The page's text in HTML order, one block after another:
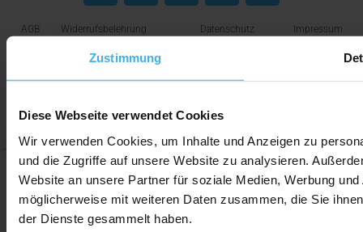
Zustimmung
Diese Webseite verwendet Cookies
Wir verwenden Cookies, um Inhalte und Anzeigen zu
und die Zugriffe auf unsere Website zu analysieren.
Website an unsere Partner für soziale Medien, Werbung
möglicherweise mit weiteren Daten zusammen, die Sie
der Dienste gesammelt haben.
AGB Widerrufsbelehrung Datenschutz Impressum